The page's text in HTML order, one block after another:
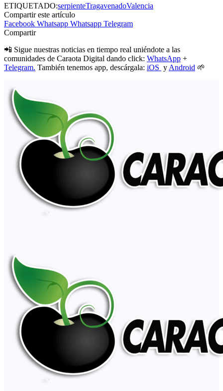
ETIQUETADO:serpienteTragavenadoValencia
Compartir este artículo
Facebook Whatsapp Whatsapp Telegram
Compartir
📲 Sigue nuestras noticias en tiempo real uniéndote a las
comunidades de Caraota Digital dando click: WhatsApp +
Telegram. También tenemos app, descárgala: iOS y Android 🌱